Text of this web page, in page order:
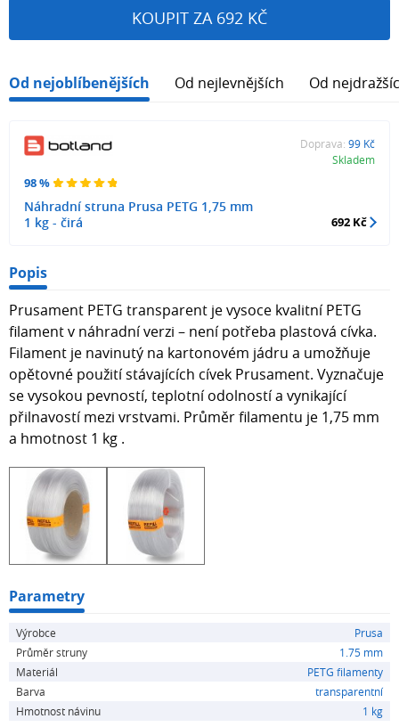
KOUPIT ZA 692 KČ
Od nejoblíbenějších Od nejlevnějších Od
98 %
Náhradní struna Prusa PETG 1,75 mm
1 kg - čirá
Doprava: 99 Kč
Skladem
692 Kč
Popis
Prusament PETG transparent je vysoce kvalitní PETG
filament v náhradní verzi – není potřeba plastová cívka.
Filament je navinutý na kartonovém jádru a umožňuje
opětovné použití stávajících cívek Prusament. Vyznačuje
se vysokou pevností, teplotní odolností a vynikající
přilnavostí mezi vrstvami. Průměr filamentu je 1,75 mm
a hmotnost 1 kg .
Parametry
Výrobce
Prusa
Průměr struny
1.75 mm
Materiál
PETG filamenty
Barva
transparentní
Hmotnost návinu
1 kg